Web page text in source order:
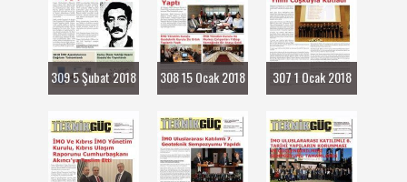
309 5 Şubat 2018 308 15 Ocak 2018 307 1 Ocak 2018